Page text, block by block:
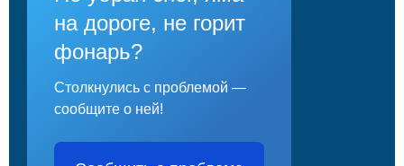
на дороге, не горит
фонарь?
Столкнулись с проблемой —
сообщите о ней!